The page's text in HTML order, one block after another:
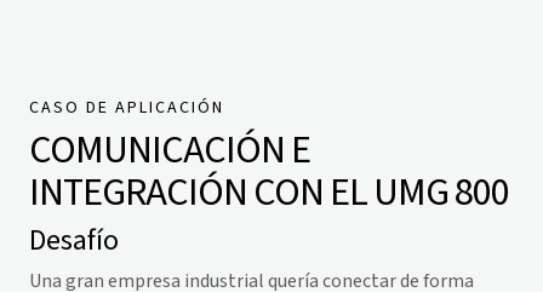
CASO DE APLICACIÓN
COMUNICACIÓN E
INTEGRACIÓN CON EL UMG 800
Desafío
Una gran empresa industrial quería conectar de forma